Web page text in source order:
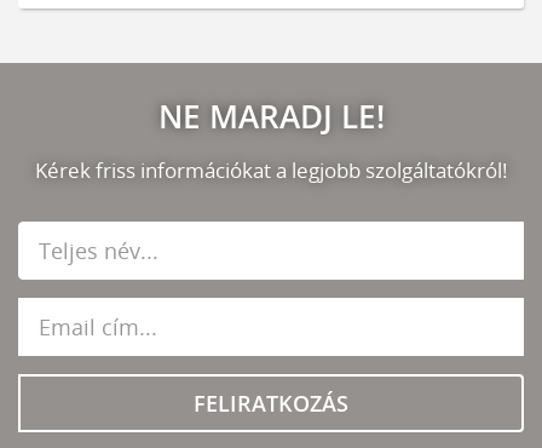
NE MARADJ LE!
Kérek friss információkat a legjobb szolgáltatókról!
FELIRATKOZÁS